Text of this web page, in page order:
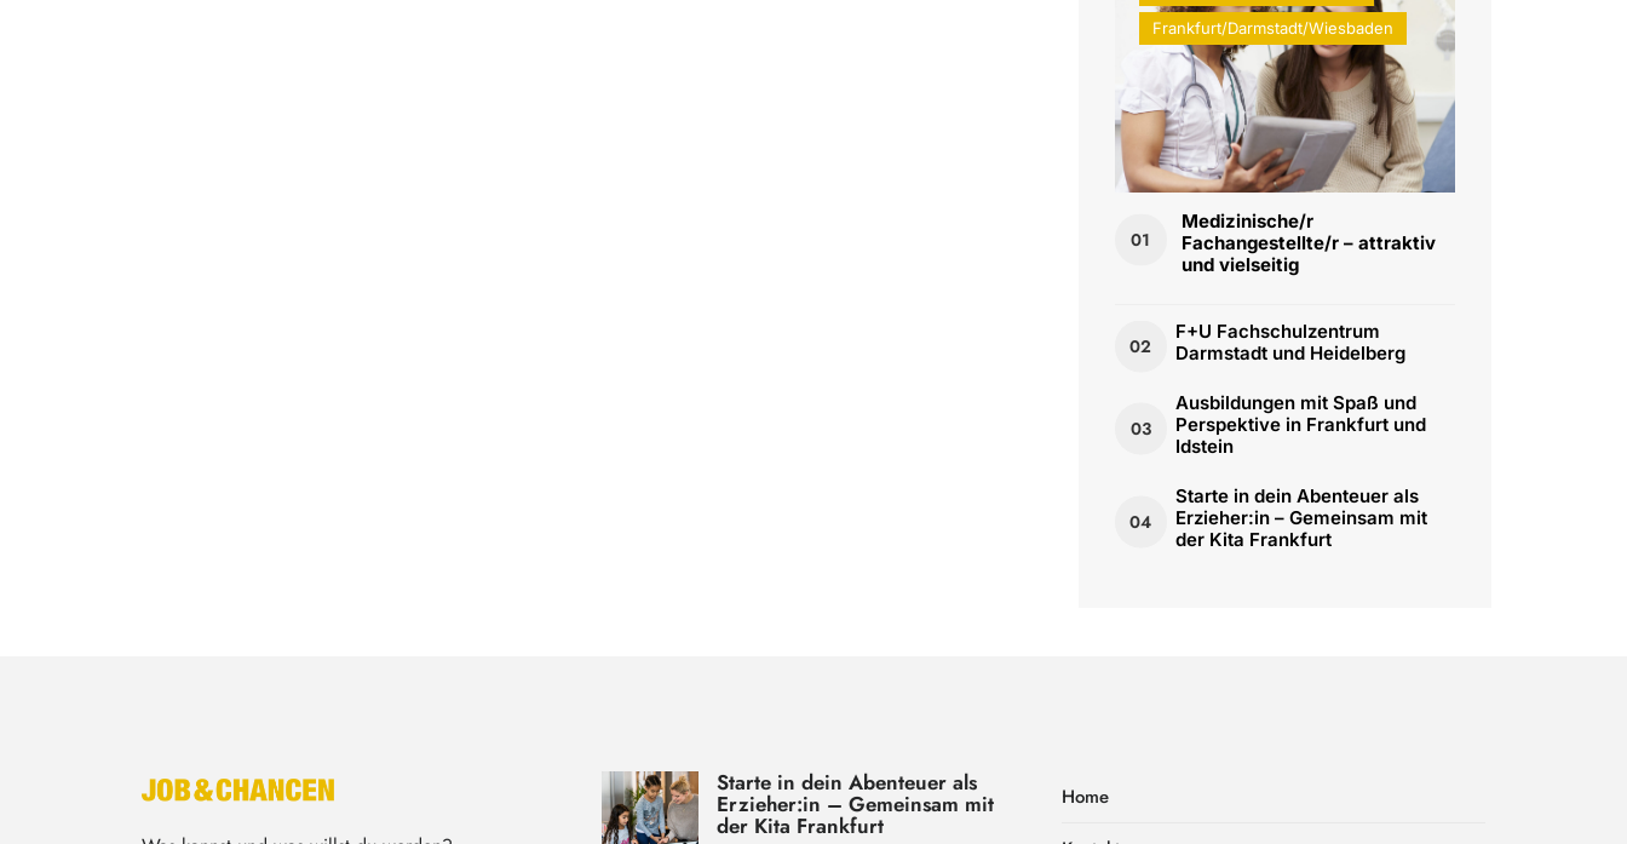
Frankfurt/Darmstadt/Wiesbaden
01
Medizinische/r
Fachangestellte/r – attraktiv
und vielseitig
02
F+U Fachschulzentrum
Darmstadt und Heidelberg
03
Ausbildungen mit Spaß und
Perspektive in Frankfurt und
Idstein
04
Starte in dein Abenteuer als
Erzieher:in – Gemeinsam mit
der Kita Frankfurt
Starte in dein Abenteuer als
Erzieher:in – Gemeinsam mit
der Kita Frankfurt
Home